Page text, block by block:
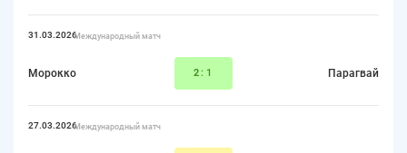
31.03.2026Международный матч
Морокко 2:1 Парагвай
27.03.2026Международный матч